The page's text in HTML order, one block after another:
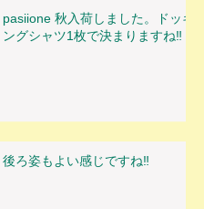
pasiione 秋入荷しました。ドッキ
ングシャツ1枚で決まりますね‼
後ろ姿もよい感じですね‼